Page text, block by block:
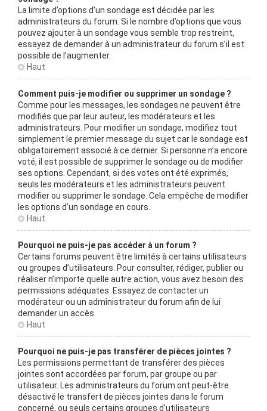
La limite d’options d’un sondage est décidée par les
administrateurs du forum. Si le nombre d’options que vous
pouvez ajouter à un sondage vous semble trop restreint,
essayez de demander à un administrateur du forum s’il est
possible de l’augmenter.
Haut
Comment puis-je modifier ou supprimer un sondage ?
Comme pour les messages, les sondages ne peuvent être
modifiés que par leur auteur, les modérateurs et les
administrateurs. Pour modifier un sondage, modifiez tout
simplement le premier message du sujet car le sondage est
obligatoirement associé à ce dernier. Si personne n’a encore
voté, il est possible de supprimer le sondage ou de modifier
ses options. Cependant, si des votes ont été exprimés,
seuls les modérateurs et les administrateurs peuvent
modifier ou supprimer le sondage. Cela empêche de modifier
les options d’un sondage en cours.
Haut
Pourquoi ne puis-je pas accéder à un forum ?
Certains forums peuvent être limités à certains utilisateurs
ou groupes d’utilisateurs. Pour consulter, rédiger, publier ou
réaliser n’importe quelle autre action, vous avez besoin des
permissions adéquates. Essayez de contacter un
modérateur ou un administrateur du forum afin de lui
demander un accès.
Haut
Pourquoi ne puis-je pas transférer de pièces jointes ?
Les permissions permettant de transférer des pièces
jointes sont accordées par forum, par groupe ou par
utilisateur. Les administrateurs du forum ont peut-être
désactivé le transfert de pièces jointes dans le forum
concerné, ou seuls certains groupes d’utilisateurs